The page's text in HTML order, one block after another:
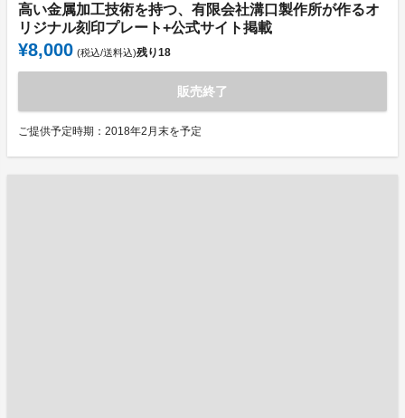
高い金属加工技術を持つ、有限会社溝口製作所が作るオ
リジナル刻印プレート+公式サイト掲載
¥8,000 (税込/送料込)残り18
販売終了
ご提供予定時期：2018年2月末を予定